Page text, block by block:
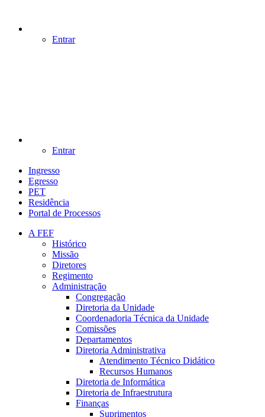
Entrar
Entrar
Ingresso
Egresso
PET
Residência
Portal de Processos
A FEF
Histórico
Missão
Diretores
Regimento
Administração
Congregação
Diretoria da Unidade
Coordenadoria Técnica da Unidade
Comissões
Departamentos
Diretoria Administrativa
Atendimento Técnico Didático
Recursos Humanos
Diretoria de Informática
Diretoria de Infraestrutura
Finanças
Suprimentos